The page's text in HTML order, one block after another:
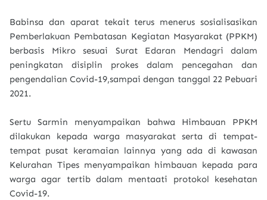
Babinsa dan aparat tekait terus menerus sosialisasikan
Pemberlakuan Pembatasan Kegiatan Masyarakat (PPKM)
berbasis Mikro sesuai Surat Edaran Mendagri dalam
peningkatan disiplin prokes dalam pencegahan dan
pengendalian Covid-19,sampai dengan tanggal 22 Pebuari
2021.
Sertu Sarmin menyampaikan bahwa Himbauan PPKM
dilakukan kepada warga masyarakat serta di tempat-
tempat pusat keramaian lainnya yang ada di kawasan
Kelurahan Tipes menyampaikan himbauan kepada para
warga agar tertib dalam mentaati protokol kesehatan
Covid-19.